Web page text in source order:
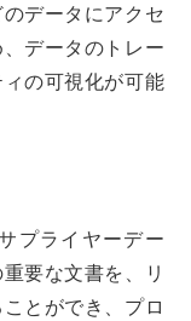
データにアクセ
データのトレー
の可視化が可能
プライヤーデー
要な文書を、リ
とができ、プロ